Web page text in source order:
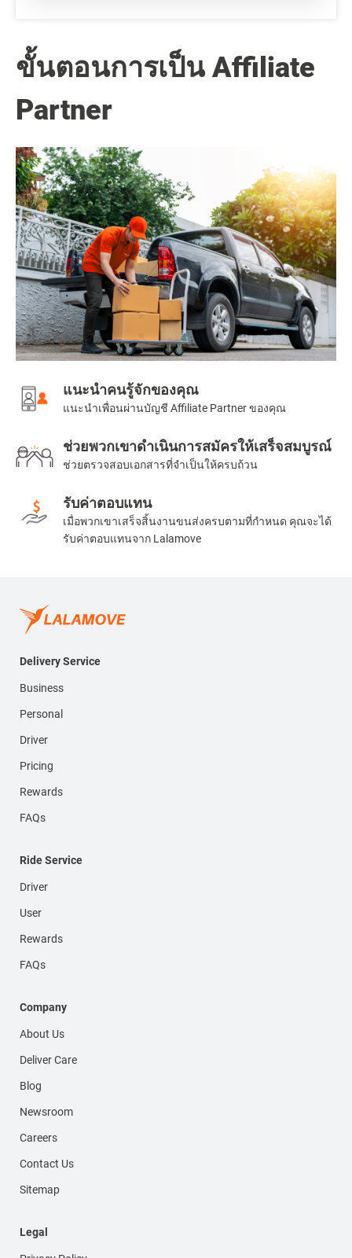
ขั้นตอนการเป็น Affiliate
Partner
แนะนำคนรู้จักของคุณ
แนะนำเพื่อนผ่านบัญชี Affiliate Partner ของคุณ
ช่วยพวกเขาดำเนินการสมัครให้เสร็จสมบูรณ์
ช่วยตรวจสอบเอกสารที่จำเป็นให้ครบถ้วน
รับค่าตอบแทน
เมื่อพวกเขาเสร็จสิ้นงานขนส่งครบตามที่กำหนด คุณจะได้
รับค่าตอบแทนจาก Lalamove
Delivery Service
Business
Personal
Driver
Pricing
Rewards
FAQs
Ride Service
Driver
User
Rewards
FAQs
Company
About Us
Deliver Care
Blog
Newsroom
Careers
Contact Us
Sitemap
Legal